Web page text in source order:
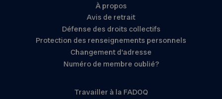
À propos
Avis de retrait
Défense des droits collectifs
Protection des renseignements personnels
Changement d’adresse
Numéro de membre oublié?
Travailler à la FADOQ